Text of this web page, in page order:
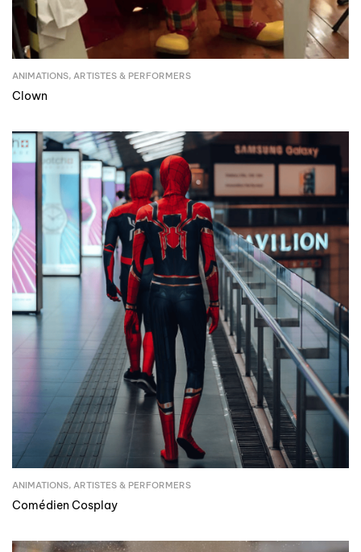
ANIMATIONS, ARTISTES & PERFORMERS
Clown
ANIMATIONS, ARTISTES & PERFORMERS
Comédien Cosplay